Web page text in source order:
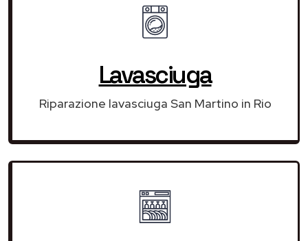
Lavasciuga
Riparazione lavasciuga San Martino in Rio